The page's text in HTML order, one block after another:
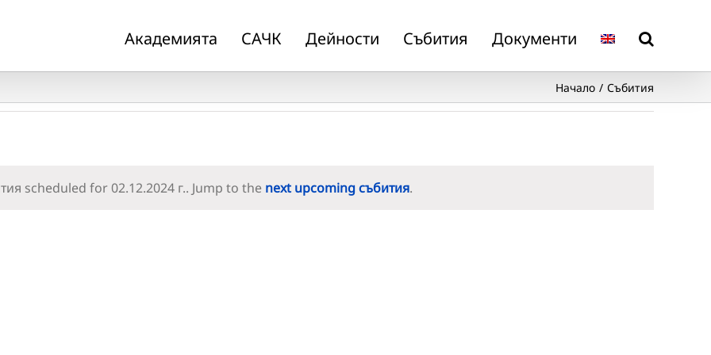
Академията САЧК Дейности Събития Документи
Начало Събития
Notice
scheduled for 02.12.2024 г.. Jump to the next upcoming събития.